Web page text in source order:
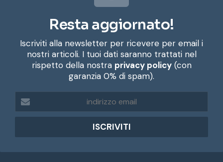
Resta aggiornato!
Iscriviti alla newsletter per ricevere per email i
nostri articoli. I tuoi dati saranno trattati nel
rispetto della nostra privacy policy(con
garanzia 0% di spam).
d
r